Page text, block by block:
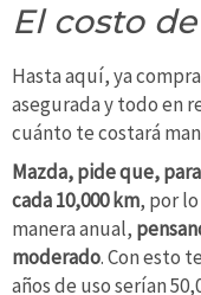
El costo
Hasta aquí, ya
asegurada y todo en
cuánto te costará
Mazda, pide que,
cada 10,000 km, por
manera anual,
moderado. Con esto
años de uso serían